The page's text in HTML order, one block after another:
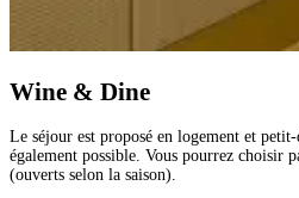
Wine & Dine
Le séjour est proposé en logement et
également possible. Vous pourrez choisir
(ouverts selon la saison).